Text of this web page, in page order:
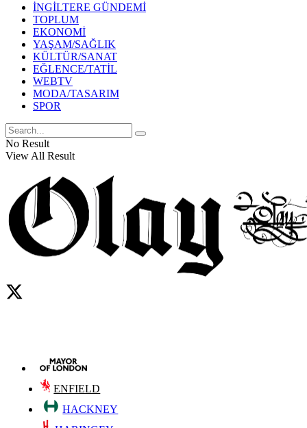
İNGİLTERE GÜNDEMİ
TOPLUM
EKONOMİ
YAŞAM/SAĞLIK
KÜLTÜR/SANAT
EĞLENCE/TATİL
WEBTV
MODA/TASARIM
SPOR
No Result
View All Result
ENFIELD
HACKNEY